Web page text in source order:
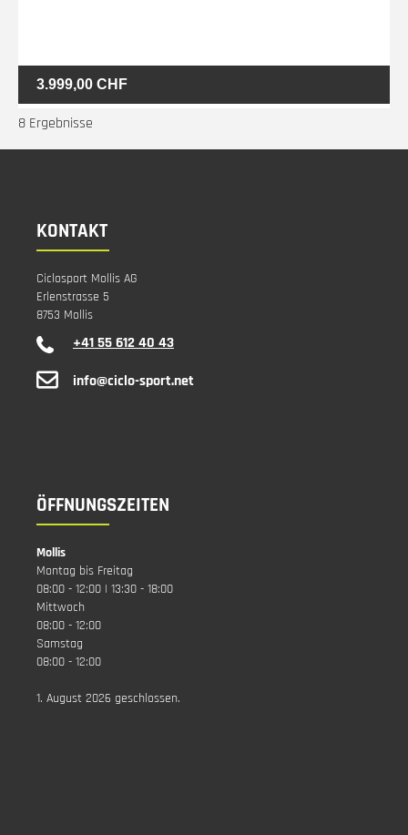
3.999,00 CHF
8 Ergebnisse
KONTAKT
Ciclosport Mollis AG
Erlenstrasse 5
8753 Mollis
+41 55 612 40 43
info@ciclo-sport.net
ÖFFNUNGSZEITEN
Mollis
Montag bis Freitag
08:00 - 12:00 | 13:30 - 18:00
Mittwoch
08:00 - 12:00
Samstag
08:00 - 12:00
1. August 2026 geschlossen.